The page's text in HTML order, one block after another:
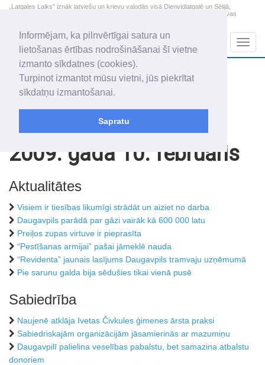
Informējam, ka pilnvērtīgai satura un
lietošanas ērtības nodrošināšanai šī vietne
izmanto sīkdatnes (cookies).
Turpinot izmantot mūsu vietni, jūs piekrītat
sīkdatņu izmantošanai.
Sapratu
„Latgales Laiks” iznāk latviešu un krievu valodās visā Dienvidlatgalē un Sēlijā,
„Latgales Laiks” latviešu valodā aptver Daugavpils valstspilsētu, Augšdaugavas
2026. gada 7. augusts
Piektdiena
Alfrēds, Fredis, Madars
+20.1
2009. gada 10. februāris
Aktualitātes
Visiem ir tiesības likumīgi strādāt un aiziet no darba
Daugavpils parādā par gāzi vairāk kā 600 000 latu
Preiļos zupas virtuve ir pieprasīta
“Pestīšanas armijai” pašai jāmeklē nauda
“Revidenta” jaunais lasījums Daugavpils tramvaju uzņēmumā
Pie sarunu galda bija sēdušies tikai vienā pusē
Sabiedrība
Naujenē atklāja Ivetas Čivkules ģimenes ārsta praksi
Sabiedriskajām organizācijām jāsamierinās ar mazumiņu
Daugavpilī palielina veselības pabalstu, bet samazina atbalstu
donoriem